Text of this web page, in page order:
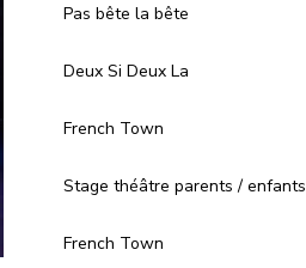
Pas bête la bête
Deux Si Deux La
French Town
Stage théâtre parents / enfants
French Town